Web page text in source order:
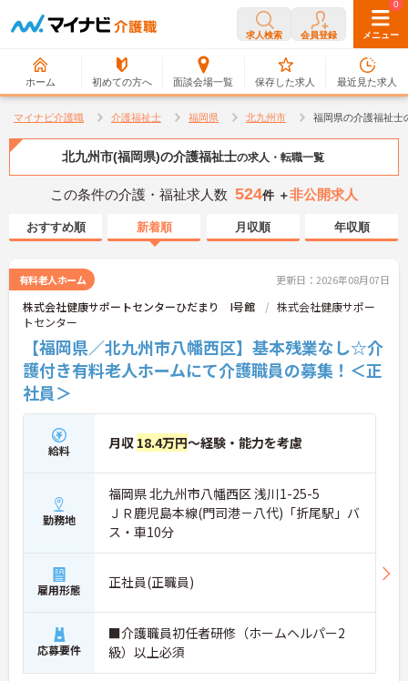
求人検索 会員登録 メニュー
ホーム 初めての方へ 面談会場一覧
0
保存した求人
0
最近見た求人
マイナビ介護職 介護福祉士 福岡県 北九州市 福岡県の介護福祉士
北九州市(福岡県)の介護福祉士の求人・転職一覧
この条件の介護・福祉求人数 524件 ＋非公開求人
おすすめ順 新着順 月収順 年収順
有料老人ホーム 更新日：2026年08月07日
株式会社健康サポートセンターひだまり I号館
株式会社健康サポー
トセンター
【福岡県／北九州市八幡西区】基本残業なし☆介
護付き有料老人ホームにて介護職員の募集！＜正
社員＞
給料 月収 18.4万円～経験・能力を考慮
勤務地
福岡県 北九州市八幡西区 浅川1-25-5
ＪＲ鹿児島本線(門司港－八代)「折尾駅」バ
ス・車10分
雇用形態 正社員(正職員)
応募要件
■介護職員初任者研修（ホームヘルパー2
級）以上必須